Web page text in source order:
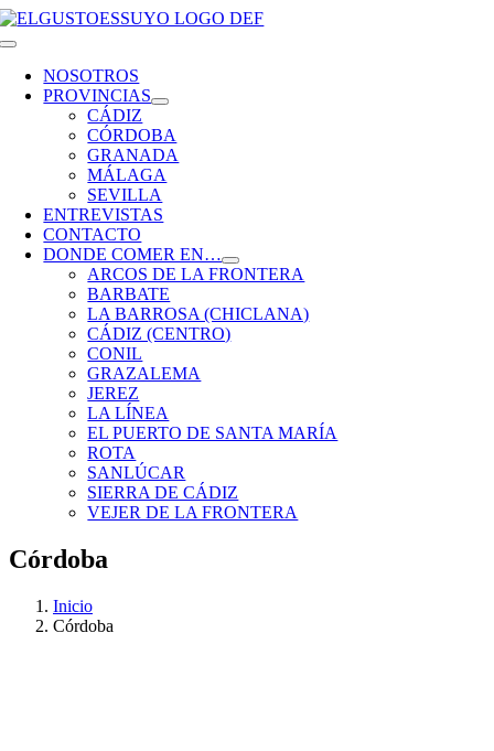
Saltar
al
Toggle
NavigationNOSOTROS
PROVINCIAS
CÁDIZ
CÓRDOBA
GRANADA
MÁLAGA
SEVILLA
ENTREVISTAS
CONTACTO
DONDE COMER EN…
ARCOS DE LA FRONTERA
BARBATE
LA BARROSA (CHICLANA)
CÁDIZ (CENTRO)
CONIL
GRAZALEMA
JEREZ
LA LÍNEA
EL PUERTO DE SANTA MARÍA
ROTA
SANLÚCAR
SIERRA DE CÁDIZ
VEJER DE LA FRONTERA
Córdoba
Inicio
Córdoba